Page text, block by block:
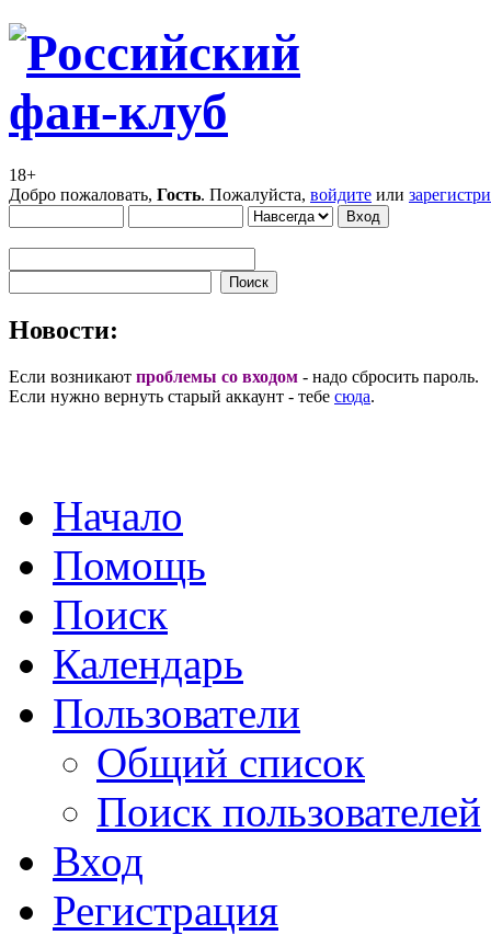
18+
Добро пожаловать, Гость. Пожалуйста, войдите или
Новости:
Если возникают проблемы со входом - надо сбросить пароль.
Если нужно вернуть старый аккаунт - тебе сюда.
Начало
Помощь
Поиск
Календарь
Пользователи
Общий список
Поиск пользователей
Вход
Регистрация